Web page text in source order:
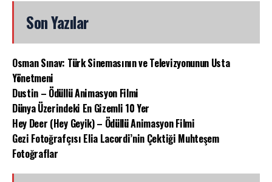
Son Yazılar
Osman Sınav: Türk Sinemasının ve Televizyonunun Usta
Yönetmeni
Dustin – Ödüllü Animasyon Filmi
Dünya Üzerindeki En Gizemli 10 Yer
Hey Deer (Hey Geyik) – Ödüllü Animasyon Filmi
Gezi Fotoğrafçısı Elia Lacordi’nin Çektiği Muhteşem
Fotoğraflar